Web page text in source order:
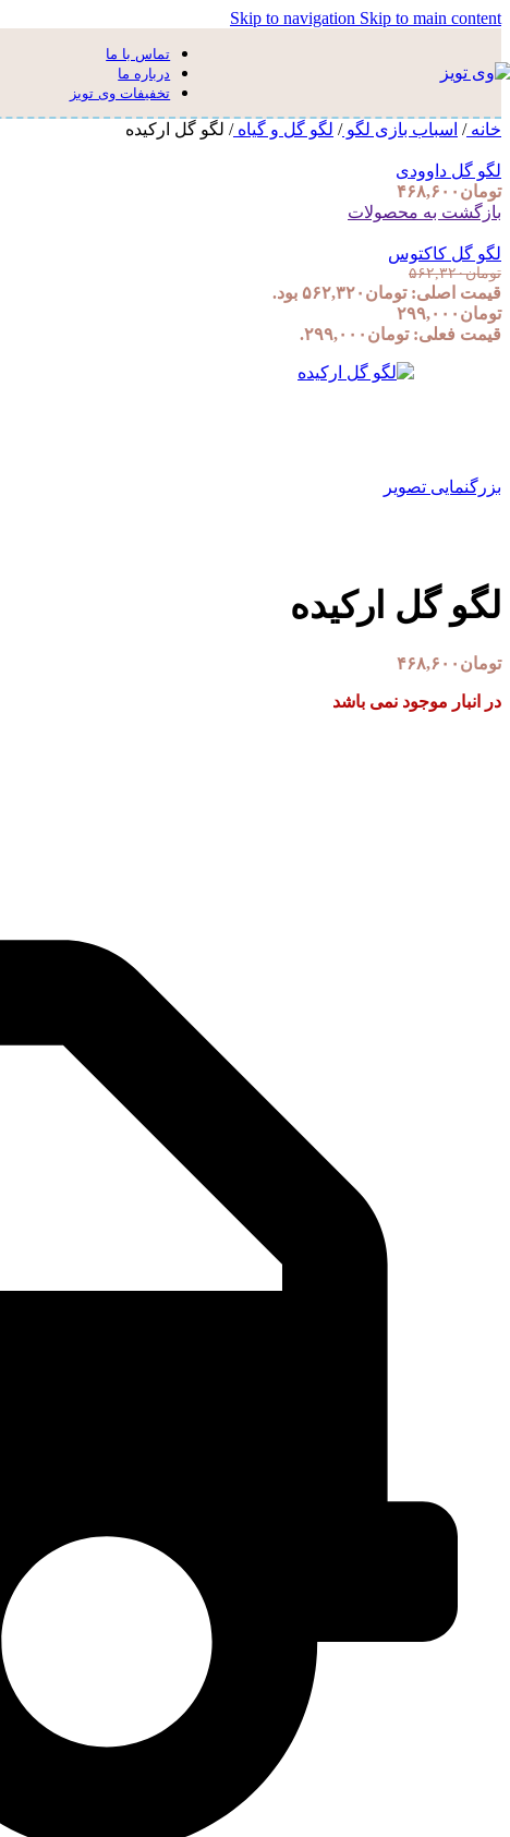
Skip to navigation Skip to main content
تماس با ما
درباره ما
تخفیفات وی تویز
خانه/ اسباب بازی لگو/ لگو گل و گیاه/ لگو گل ارکیده
لگو گل داوودی
تومان ۴۶۸,۶۰۰
بازگشت به محصولات
لگو گل کاکتوس
تومان۵۶۲,۳۲۰
قیمت اصلی: تومان۵۶۲,۳۲۰ بود.
تومان ۲۹۹,۰۰۰
قیمت فعلی: تومان۲۹۹,۰۰۰.
بزرگنمایی تصویر
لگو گل ارکیده
تومان ۴۶۸,۶۰۰
در انبار موجود نمی باشد